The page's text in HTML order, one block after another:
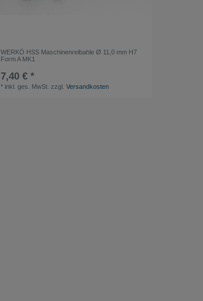
WERKÖ HSS Maschinenreibahle Ø 11,0 mm H7
Form A MK1
7,40 € *
* inkl. ges. MwSt. zzgl.Versandkosten